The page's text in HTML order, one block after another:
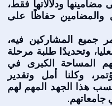
مضامينها ودلالاتها فقط،
والمضامين حفاظًا على
جميع المشاركين فيه،
وتحديدًا طلبة مرحلة
المساحة الكبرى في
وكلنا أمل وتقدير
هذا الجهد المهم لهم
جامعاتهم.